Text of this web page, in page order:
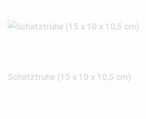
Schatztruhe (15 x 10 x 10,5 cm)